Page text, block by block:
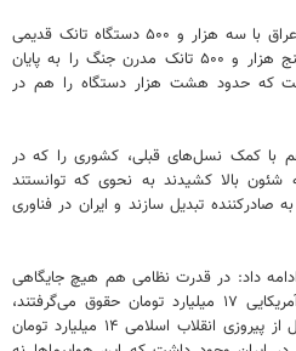
وی متذکر شد: این در حالی بود که عراق با سه هزار و ۵۰۰ دستگاه تانک قدیمی
جنگ علیه ایران را شروع کرد و با پنج هزار و ۵۰۰ تانک مدرن جنگ را به پایان
که حدود هشت هزار دستگاه را هم در
با کمک نسل‌های قبلی، کشوری را که در
بالا کشیدند به نحوی که توانستند
صادرکننده تبدیل سازند و ایران در فناوری
داد: در قدرت نظامی هم هیچ جایگاهی
نداشتیم، چون در حالی مستشاران آمریکایی ۱۷ میلیارد تومان حقوق می‌گرفتند،
کل حقوق پرداختی به ارتش ایران قبل از پیروزی انقلاب اسلامی ۱۴ میلیارد تومان